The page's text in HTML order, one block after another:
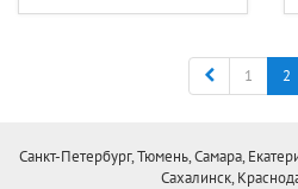
Назад 1 2
Санкт-Петербург, Тюмень, Самара,
Сахалинск,